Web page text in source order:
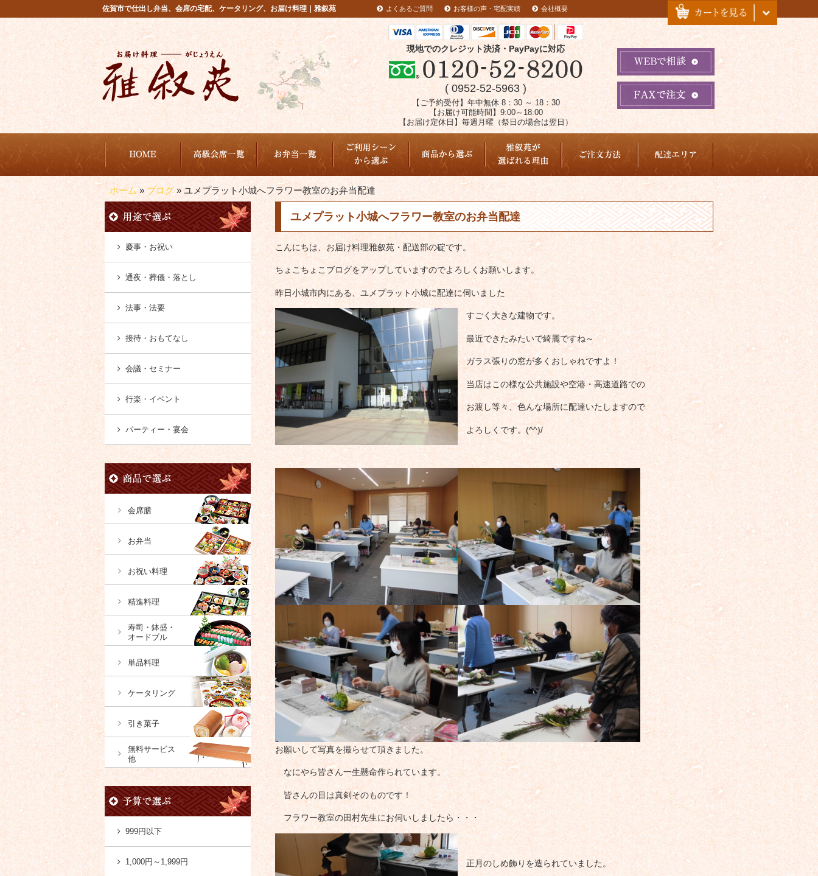
ン
テ
ツ
へ
ス
キ
佐賀市で仕出し弁当、会席の宅配、ケータリング、お届け料理｜雅叙苑 よくあるご質問 お客様の声・宅配実績 会社概要
現地でのクレジット決済・PayPayに対応
( 0952-52-5963 )
【ご予約受付】年中無休 8：30 ～ 18：30
【お届け可能時間】9:00～18:00
【お届け定休日】毎週月曜（祭日の場合は翌日）
ら選ぶ 商品から選ぶ 雅叙苑が選ばれる理由ご注文方法・配達エリア 配達エリア
ホーム» ブログ» ユメプラット小城へフラワー教室のお弁当配達
ユメプラット小城へフラワー教室のお弁当配達
こんにちは、お届け料理雅叙苑・配送部の碇です。
ちょこちょこブログをアップしていますのでよろしくお願いします。
昨日小城市内にある、ユメプラット小城に配達に伺いました
すごく大きな建物です。
最近できたみたいで綺麗ですね～
ガラス張りの窓が多くおしゃれですよ！
当店はこの様な公共施設や空港・高速道路での
お渡し等々、色んな場所に配達いたしますので
よろしくです。(^^)/
お願いして写真を撮らせて頂きました。
なにやら皆さん一生懸命作られています。
皆さんの目は真剣そのものです！
フラワー教室の田村先生にお伺いしましたら・・・
正月のしめ飾りを造られていました。
慶事・お祝い
通夜・葬儀・落とし
法事・法要
接待・おもてなし
会議・セミナー
行楽・イベント
パーティー・宴会
会席膳
お弁当
お祝い料理
精進料理
寿司・鉢盛・
オードブル
単品料理
ケータリング
引き菓子
無料サービス
他
999円以下
1,000円～1,999円